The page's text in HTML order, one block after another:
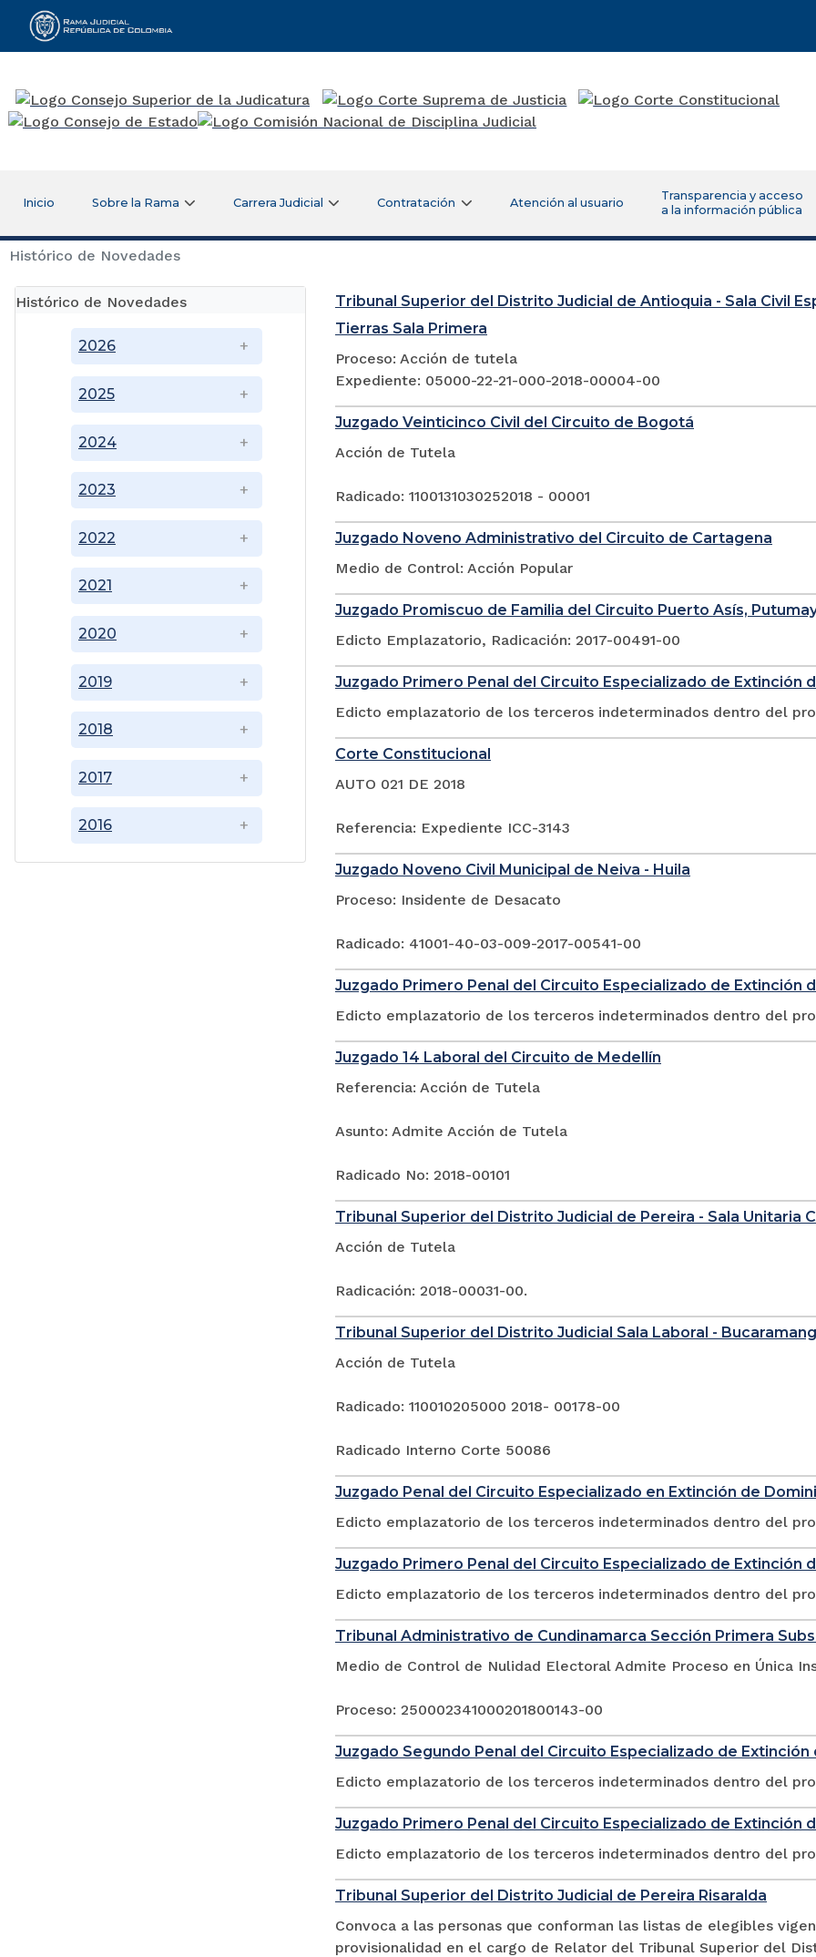
Rama Judicial
Inicio Sobre la Rama Carrera Judicial Contratación Atención al usuario
Transparencia y acceso
a la información pública
Histórico de Novedades
Histórico de Novedades
2016
2017
2018
2019
2020
2021
2022
2023
2024
2025
2026
Tribunal Superior del Distrito Judicial de Antioquia - Sala Civil
Tierras Sala Primera
Proceso: Acción de tutela
Expediente: 05000-22-21-000-2018-00004-00
Juzgado Veinticinco Civil del Circuito de Bogotá
Acción de Tutela
Radicado: 1100131030252018 - 00001
Juzgado Noveno Administrativo del Circuito de Cartagena
Medio de Control: Acción Popular
Juzgado Promiscuo de Familia del Circuito Puerto Asís,
Edicto Emplazatorio, Radicación: 2017-00491-00
Juzgado Primero Penal del Circuito Especializado de Extinción
Edicto emplazatorio de los terceros indeterminados dentro del
Corte Constitucional
AUTO 021 DE 2018
Referencia: Expediente ICC-3143
Juzgado Noveno Civil Municipal de Neiva - Huila
Proceso: Insidente de Desacato
Radicado: 41001-40-03-009-2017-00541-00
Juzgado Primero Penal del Circuito Especializado de Extinción
Edicto emplazatorio de los terceros indeterminados dentro del
Juzgado 14 Laboral del Circuito de Medellín
Referencia: Acción de Tutela
Asunto: Admite Acción de Tutela
Radicado No: 2018-00101
Tribunal Superior del Distrito Judicial de Pereira - Sala Unitaria
Acción de Tutela
Radicación: 2018-00031-00.
Tribunal Superior del Distrito Judicial Sala Laboral -
Acción de Tutela
Radicado: 110010205000 2018- 00178-00
Radicado Interno Corte 50086
Juzgado Penal del Circuito Especializado en Extinción de
Edicto emplazatorio de los terceros indeterminados dentro del
Juzgado Primero Penal del Circuito Especializado de Extinción
Edicto emplazatorio de los terceros indeterminados dentro del
Tribunal Administrativo de Cundinamarca Sección Primera
Medio de Control de Nulidad Electoral Admite Proceso en Única
Proceso: 250002341000201800143-00
Juzgado Segundo Penal del Circuito Especializado de
Edicto emplazatorio de los terceros indeterminados dentro del
Juzgado Primero Penal del Circuito Especializado de Extinción
Edicto emplazatorio de los terceros indeterminados dentro del
Tribunal Superior del Distrito Judicial de Pereira Risaralda
Convoca a las personas que conforman las listas de elegibles
provisionalidad en el cargo de Relator del Tribunal Superior del